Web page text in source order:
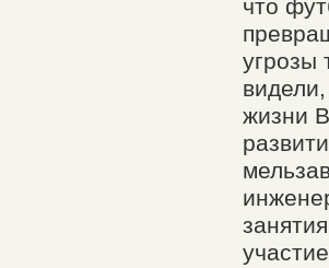
что
угрозы
жизни